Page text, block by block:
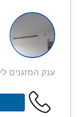
ענק המזגנים